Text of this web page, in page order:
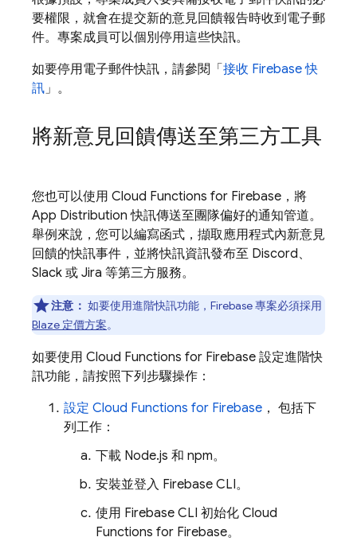
要權限，就會在提交新的意見回饋報告時收到電子郵
件。專案成員可以個別停用這些快訊。
如要停用電子郵件快訊，請參閱「 接收 Firebase 快
訊」。
將新意見回饋傳送至第三方工具
您也可以使用 Cloud Functions for Firebase ，將
App Distribution 快訊傳送至團隊偏好的通知管道。
舉例來說，您可以編寫函式，擷取應用程式內新意見
回饋的快訊事件，並將快訊資訊發布至 Discord、
Slack 或 Jira 等第三方服務。
注意： 如要使用進階快訊功能，Firebase 專案必須採用
Blaze 定價方案。
如要使用 Cloud Functions for Firebase 設定進階快
訊功能，請按照下列步驟操作：
設定 Cloud Functions for Firebase ， 包括下
列工作：
下載 Node.js 和 npm。
安裝並登入 Firebase CLI。
使用 Firebase CLI 初始化 Cloud
Functions for Firebase。